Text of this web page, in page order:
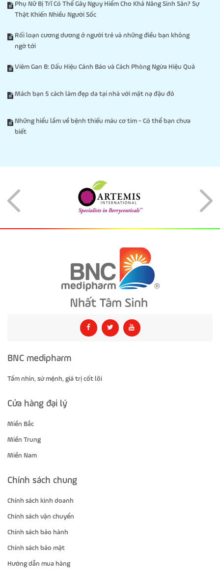
Phụ Nữ Bị Trĩ Có Thể Gây Nguy Hiểm Cho Khả Năng Sinh Sản? Sự
Thật Khiến Nhiều Người Sốc
Rối loạn cương dương ở người trẻ và những điều bạn không
ngờ tới
Viêm Gan B: Dấu Hiệu Cảnh Báo và Cách Phòng Ngừa Hiệu Quả
Mách bạn 5 cách làm đẹp da tại nhà với mặt nạ đậu đỏ
Những hiểu lầm về bệnh thiếu máu cơ tim - Có thể bạn chưa
biết
BNC medipharm
Tầm nhìn, sứ mệnh, giá trị cốt lõi
Cửa hàng đại lý
Miền Bắc
Miền Trung
Miền Nam
Chính sách chung
Chính sách kinh doanh
Chính sách vận chuyển
Chính sách bảo hành
Chính sách bảo mật
Hướng dẫn mua hàng